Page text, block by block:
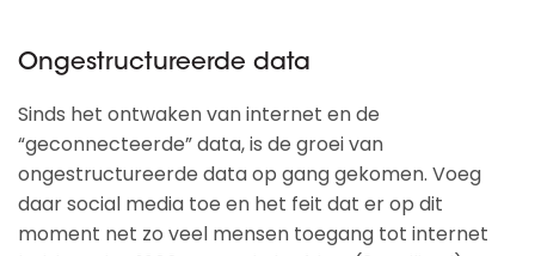
Ongestructureerde data
Sinds het ontwaken van internet en de
“geconnecteerde” data, is de groei van
ongestructureerde data op gang gekomen. Voeg
daar social media toe en het feit dat er op dit
moment net zo veel mensen toegang tot internet